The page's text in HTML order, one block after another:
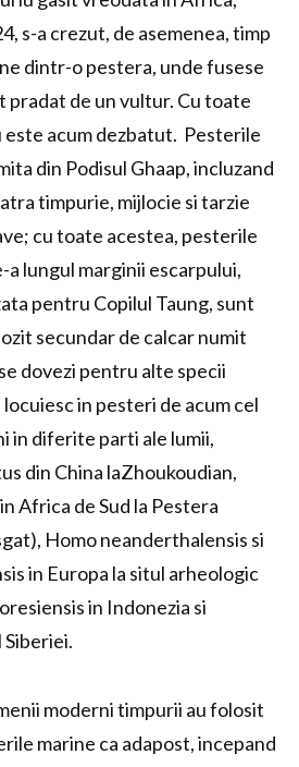
s-a crezut, de asemenea, timp
dintr-o pestera, unde fusese
pradat de un vultur. Cu toate
este acum dezbatut. Pesterile
din Podisul Ghaap, incluzand
timpurie, mijlocie si tarzie
cu toate acestea, pesterile
a lungul marginii escarpului,
pentru Copilul Taung, sunt
secundar de calcar numit
dovezi pentru alte specii
in pesteri de acum cel
in diferite parti ale lumii,
din China laZhoukoudian,
Africa de Sud la Pestera
Homo neanderthalensis si
in Europa la situl arheologic
in Indonezia si
moderni timpurii au folosit
marine ca adapost, incepand